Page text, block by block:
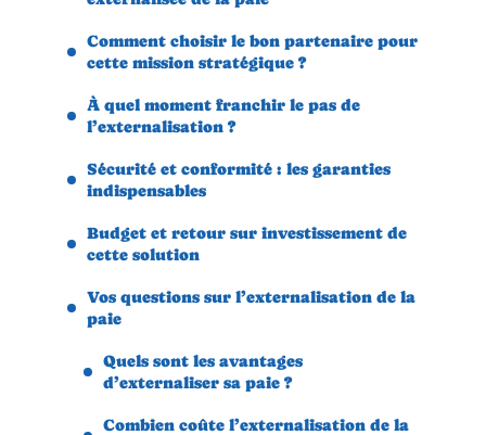
Comment choisir le bon partenaire pour
cette mission stratégique ?
À quel moment franchir le pas de
l’externalisation ?
Sécurité et conformité : les garanties
indispensables
Budget et retour sur investissement de
cette solution
Vos questions sur l’externalisation de la
paie
Quels sont les avantages
d’externaliser sa paie ?
Combien coûte l’externalisation de la